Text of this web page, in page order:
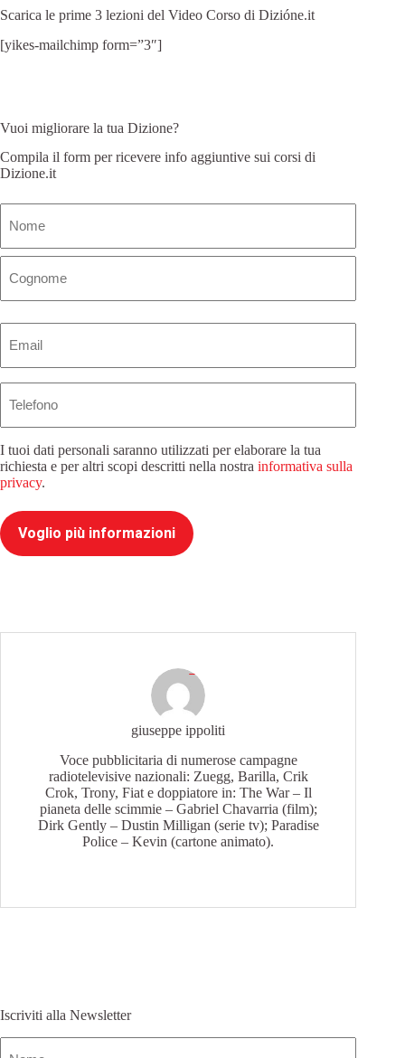
Scarica le prime 3 lezioni del Video Corso di Dizióne.it
[yikes-mailchimp form=”3″]
Vuoi migliorare la tua Dizione?
Compila il form per ricevere info aggiuntive sui corsi di
Dizione.it
I tuoi dati personali saranno utilizzati per elaborare la tua
richiesta e per altri scopi descritti nella nostra informativa sulla
privacy.
Voglio più informazioni
giuseppe ippoliti
Voce pubblicitaria di numerose campagne
radiotelevisive nazionali: Zuegg, Barilla, Crik
Crok, Trony, Fiat e doppiatore in: The War – Il
pianeta delle scimmie – Gabriel Chavarria (film);
Dirk Gently – Dustin Milligan (serie tv); Paradise
Police – Kevin (cartone animato).
Iscriviti alla Newsletter